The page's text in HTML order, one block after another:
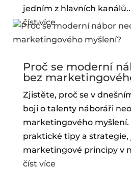
jedním z hlavních
číst více
Proč se moderní
bez
Zjistěte, proč se v
boji o talenty náboráři
marketingového myšlení.
praktické tipy a
marketingové principy v
číst více